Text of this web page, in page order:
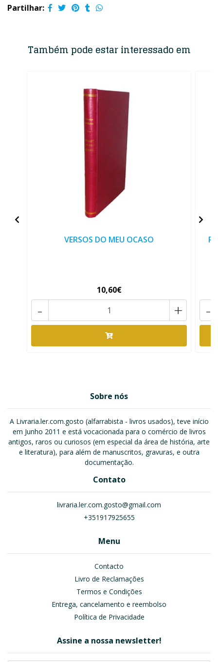
Partilhar:
Também pode estar interessado em
VERSOS DO MEU OCASO
10,60€
+
- -
Sobre nós
A Livraria.ler.com.gosto (alfarrabista - livros usados), teve início
em Junho 2011 e está vocacionada para o comércio de livros
antigos, raros ou curiosos (em especial da área de história, arte
e literatura), para além de manuscritos, gravuras, e outra
documentação.
Contato
livraria.ler.com.gosto@gmail.com
+351917925655
Menu
Contacto
Livro de Reclamações
Termos e Condições
Entrega, cancelamento e reembolso
Política de Privacidade
Assine a nossa newsletter!